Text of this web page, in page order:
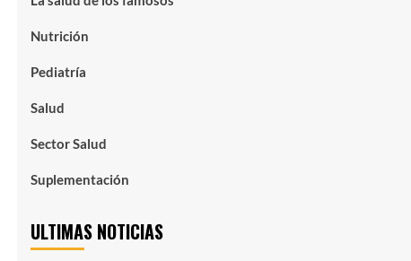
Nutrición
Pediatría
Salud
Sector Salud
Suplementación
ULTIMAS NOTICIAS